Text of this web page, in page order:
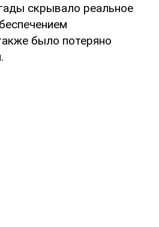
скрывало реальное
было потеряно